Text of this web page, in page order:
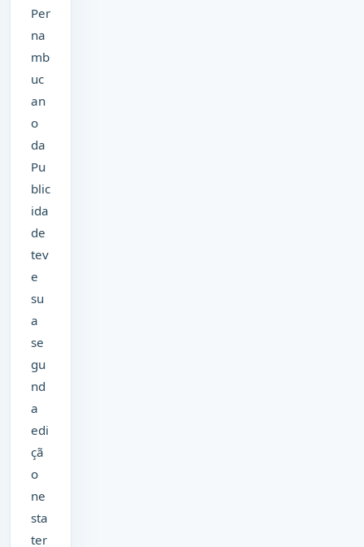
Per
na
mb
uc
an
o
da
Pu
blic
ida
de
tev
e
su
a
se
gu
nd
a
edi
çã
o
ne
sta
ter